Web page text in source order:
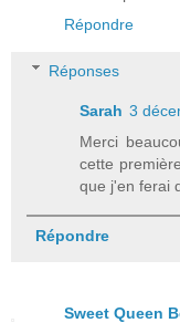
Répondre
Réponses
Sarah 3
Merci
cette
que j'en ferai
Répondre
Sweet Queen